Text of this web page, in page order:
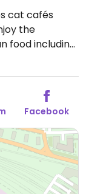
cat cafés
the
food including
plates,
for drinks.Open
Sun 10:00-
Facebook